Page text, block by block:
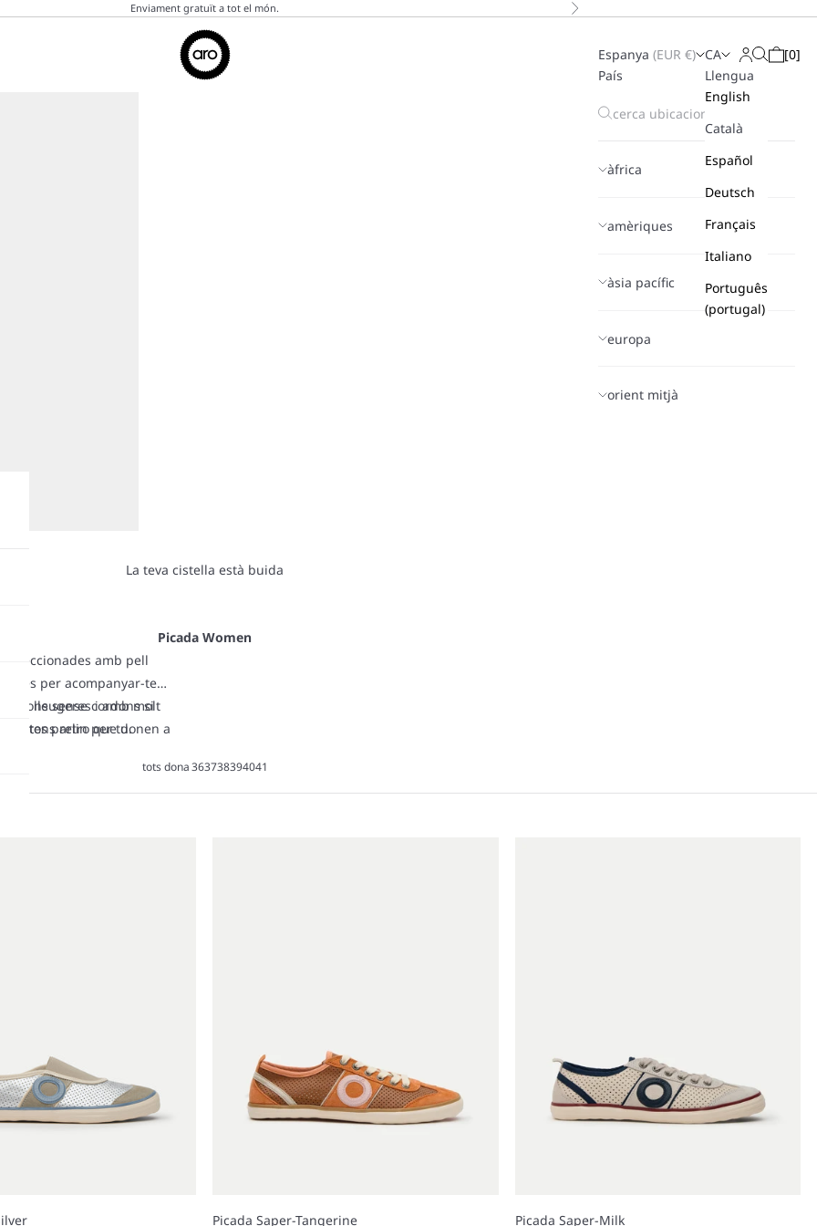
Enviament gratuït a tot el món. A continuació
Aro
Espanya (EUR €)
País
àfrica
amèriques
àsia pacífic
europa
orient mitjà
CA
Llengua
English
Català
Español
Deutsch
Français
Italiano
Português
(portugal)
Login
Search
Cistella
[0]
La teva cistella està buida
Picada Women
amb pell
per acompanyar-te
sense cordons si
de tons retro que donen a
lleugeres i amb molt
parlin per tu.
totsdona363738394041
Picada Saper-Tangerine
Picada Saper-Milk